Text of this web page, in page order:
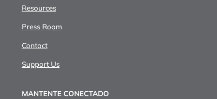
Resources
Press Room
Contact
Support Us
MANTENTE CONECTADO